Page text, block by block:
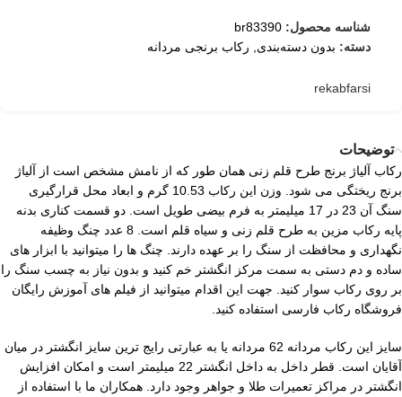
شناسه محصول: br83390
دسته: بدون دسته‌بندی رکاب برنجی مردانه
rekabfarsi
توضیحات
رکاب آلیاژ برنج طرح قلم زنی همان طور که از نامش مشخص است از آلیاژ
برنج ریختگی می شود. وزن این رکاب 10.53 گرم و ابعاد محل قرارگیری
سنگ آن 23 در 17 میلیمتر به فرم بیضی طویل است. دو قسمت کناری بدنه
پایه رکاب مزین به طرح قلم زنی و سیاه قلم است. 8 عدد چنگ وظیفه
نگهداری و محافظت از سنگ را بر عهده دارند. چنگ ها را میتوانید با ابزار های
ساده و دم دستی به سمت مرکز انگشتر خم کنید و بدون نیاز به چسب سنگ را
بر روی رکاب سوار کنید. جهت این اقدام میتوانید از فیلم های آموزش رایگان
فروشگاه رکاب فارسی استفاده کنید.
سایز این رکاب مردانه 62 مردانه یا به عبارتی رایج ترین سایز انگشتر در میان
آقایان است. قطر داخل به داخل انگشتر 22 میلیمتر است و امکان افزایش
انگشتر در مراکز تعمیرات طلا و جواهر وجود دارد. همکاران ما با استفاده از